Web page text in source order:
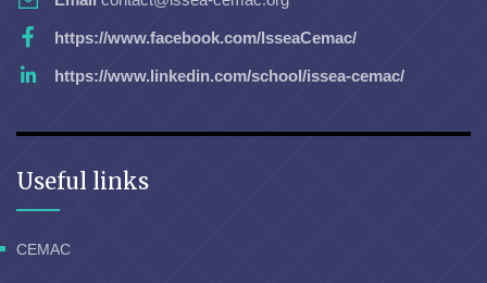
https://www.facebook.com/IsseaCemac/
https://www.linkedin.com/school/issea-cemac/
Useful links
CEMAC